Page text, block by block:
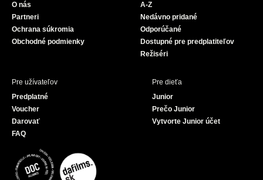
e
O nás
Partneri
Ochrana súkromia
Obchodné podmienky
A-Z
Nedávno pridané
Odporúčané
Dostupné pre predplatiteľov
Režiséri
Pre užívateľov
Predplatné
Voucher
Darovať
FAQ
Pre dieťa
Junior
Prečo Junior
Vytvorte Junior účet